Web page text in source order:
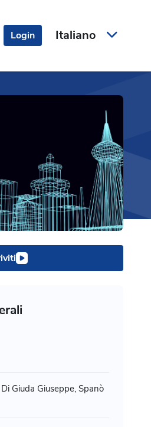
Login Italiano
Giuda Giuseppe, Spanò